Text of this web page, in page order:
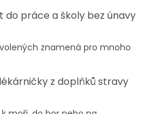
práce a školy bez únavy
znamená pro mnoho
z doplňků stravy